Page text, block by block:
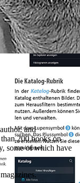
and
200 books on
some of which have